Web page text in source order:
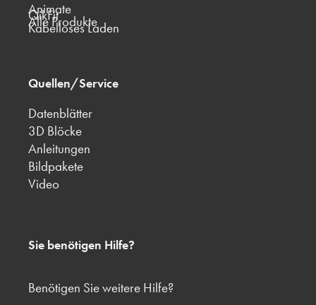
Animate
QikFit
Alle Produkte
Kabelloses Laden
Quellen/Service
Datenblätter
3D Blöcke
Anleitungen
Bildpakete
Video
Sie benötigen Hilfe?
Benötigen Sie weitere Hilfe?